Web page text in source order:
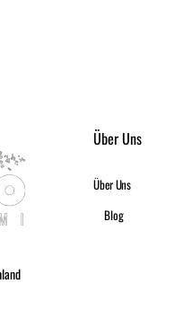
Über Uns
Über Uns
Blog